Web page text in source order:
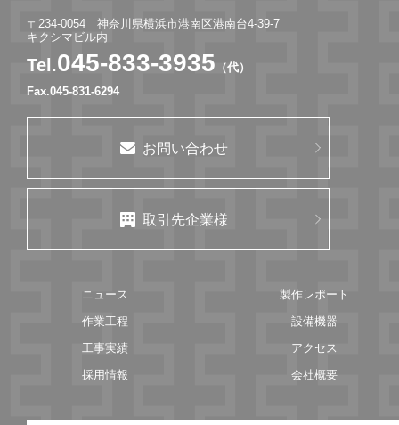
〒234-0054 神奈川県横浜市港南区港南台4-39-7
キクシマビル内
Tel.045-833-3935 （代）
Fax.045-831-6294
お問い合わせ
取引先企業様
ニュース
製作レポート
作業工程
設備機器
工事実績
アクセス
採用情報
会社概要